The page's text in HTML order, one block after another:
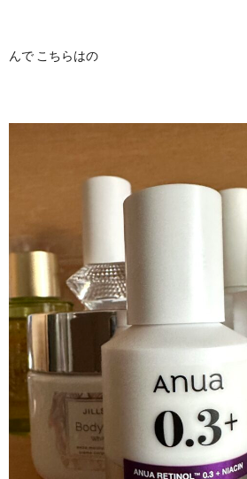
んで こちらはの